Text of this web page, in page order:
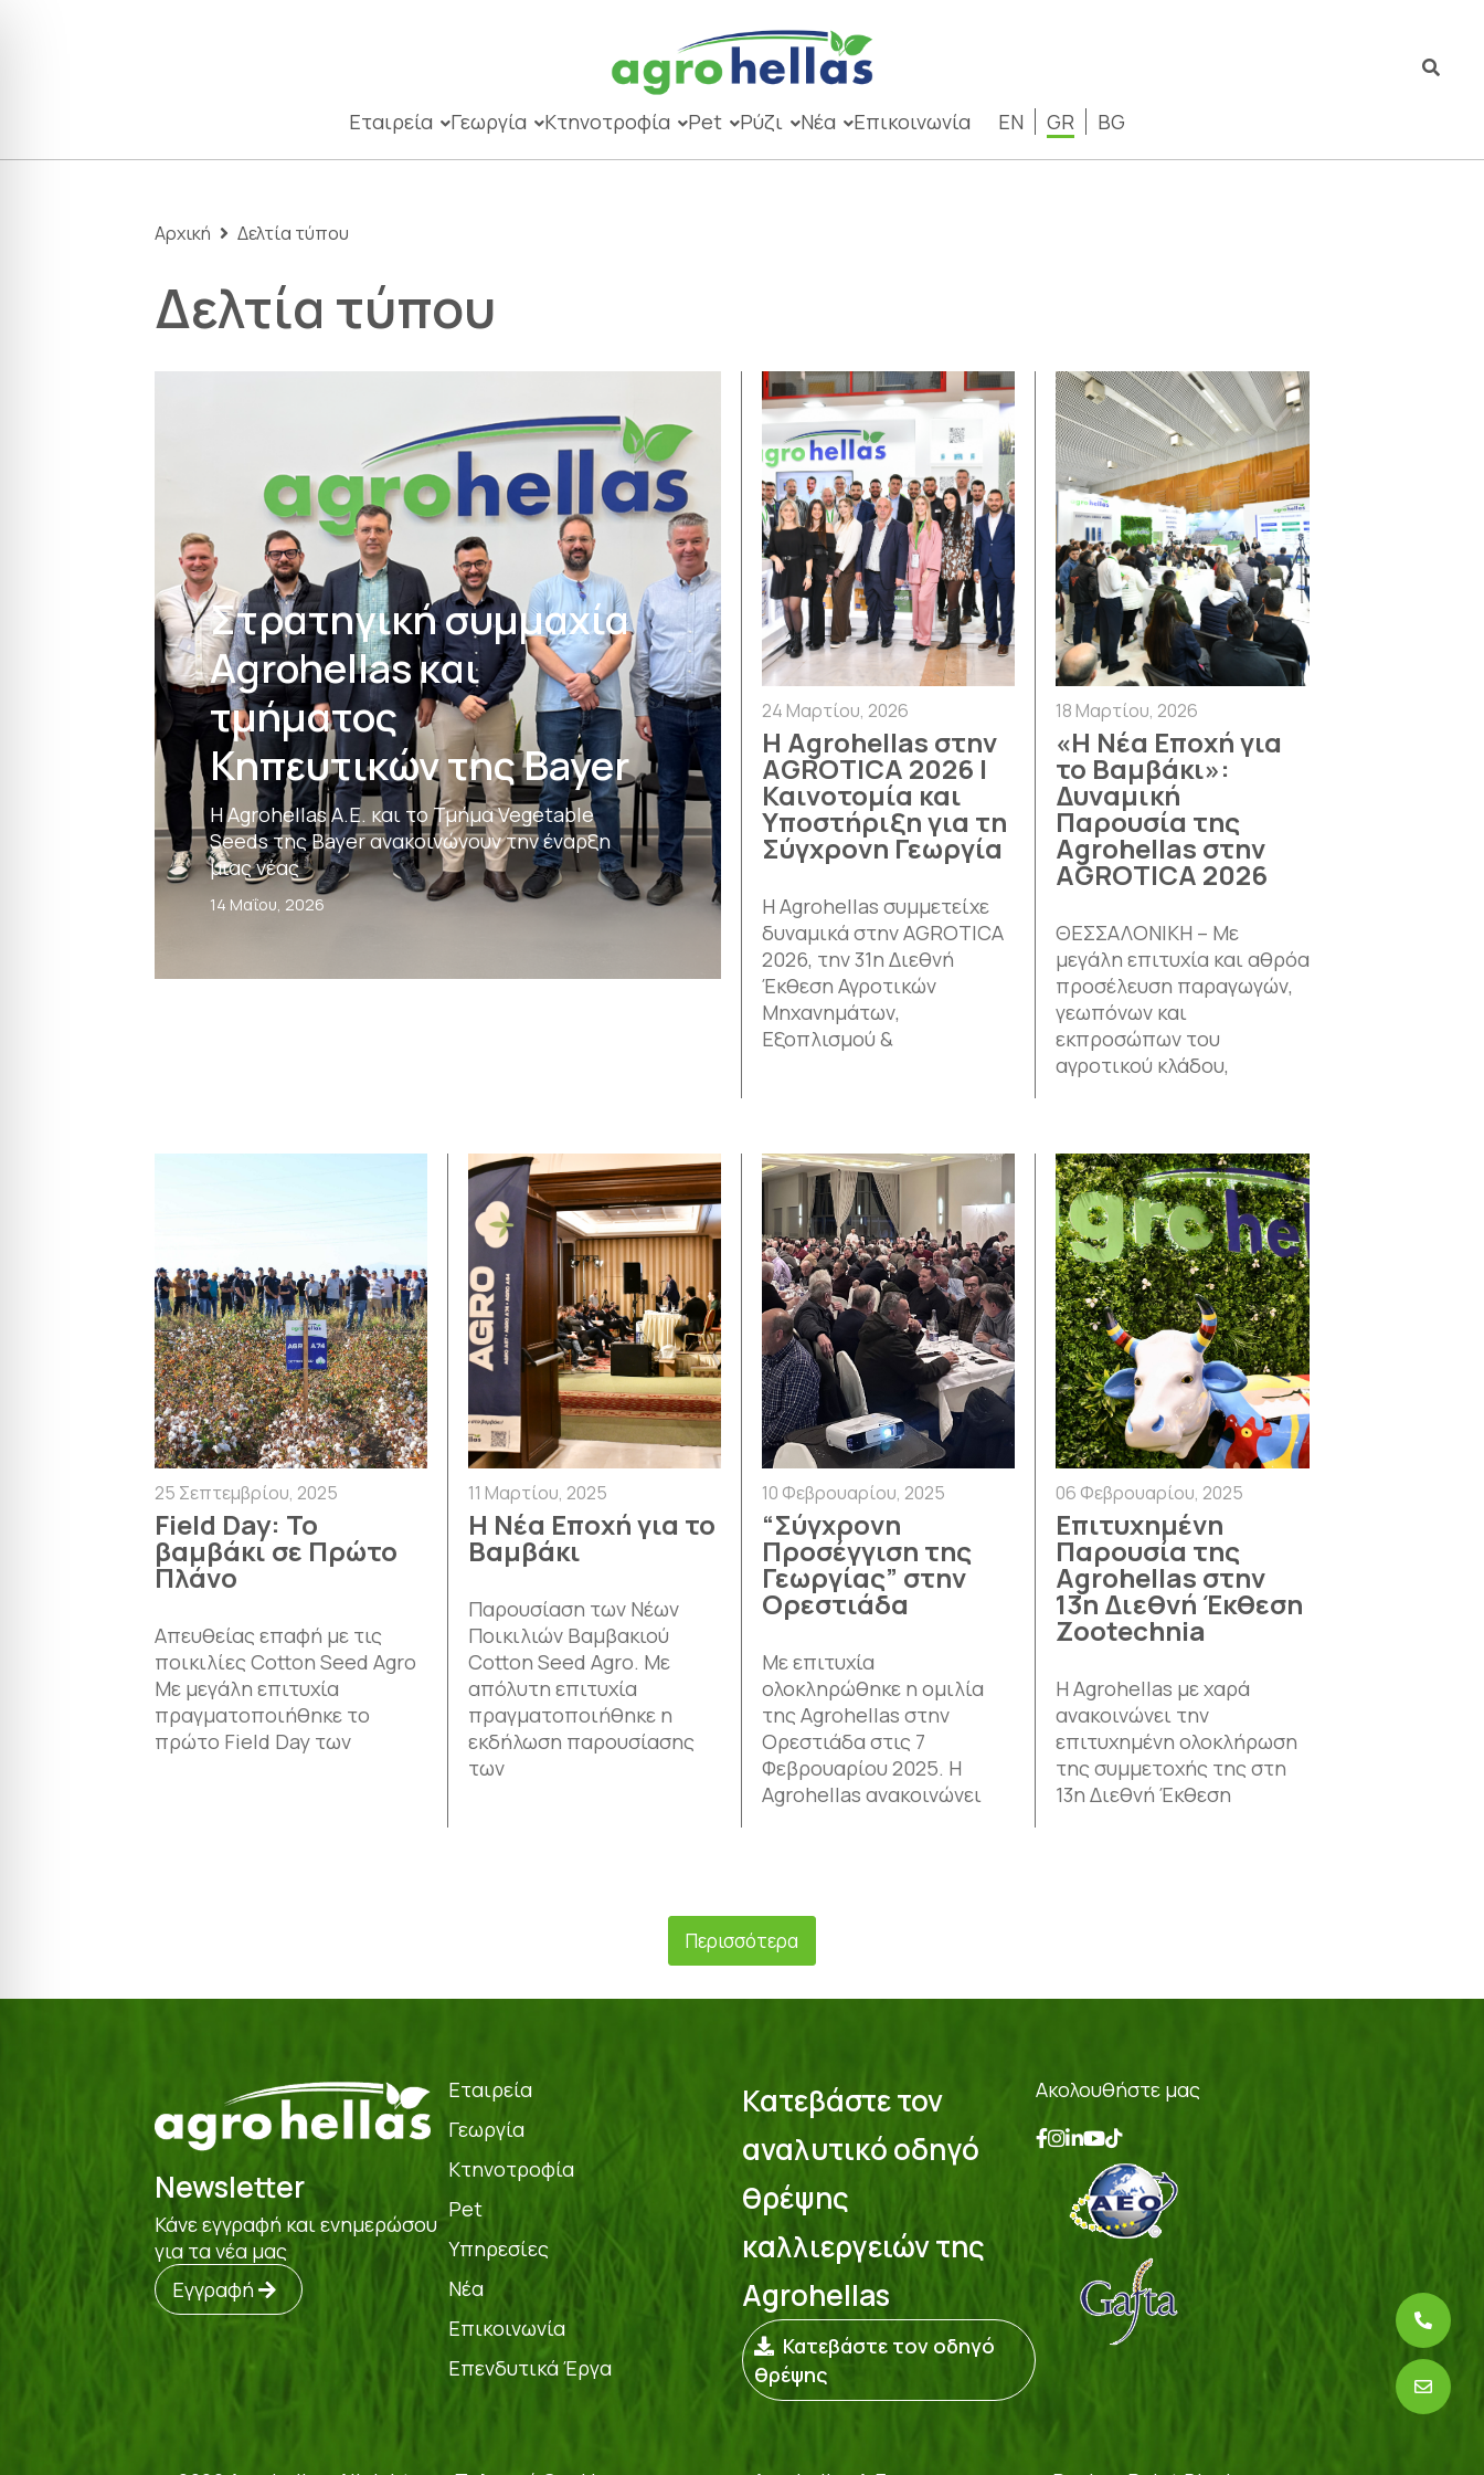
Εταιρεία Γεωργία Κτηνοτροφία Pet Ρύζι Νέα Επικοινωνία EN GR BG
Αρχική Δελτία τύπου
Δελτία τύπου
Στρατηγική συμμαχία
Agrohellas και
τμήματος
Κηπευτικών της Bayer
Η Agrohellas Α.Ε. και το Τμήμα Vegetable
Seeds της Bayer ανακοινώνουν την έναρξη
μιας νέας
14 Μαΐου, 2026
24 Μαρτίου, 2026
Η Agrohellas στην
AGROTICA 2026 |
Καινοτομία και
Υποστήριξη για τη
Σύγχρονη Γεωργία
Η Agrohellas συμμετείχε
δυναμικά στην AGROTICA
2026, την 31η Διεθνή
Έκθεση Αγροτικών
Μηχανημάτων,
Εξοπλισμού &
18 Μαρτίου, 2026
«Η Νέα Εποχή για
το Βαμβάκι»:
Δυναμική
Παρουσία της
Agrohellas στην
AGROTICA 2026
ΘΕΣΣΑΛΟΝΙΚΗ – Με
μεγάλη επιτυχία και αθρόα
προσέλευση παραγωγών,
γεωπόνων και
εκπροσώπων του
αγροτικού κλάδου,
25 Σεπτεμβρίου, 2025
Field Day: Το
βαμβάκι σε Πρώτο
Πλάνο
Απευθείας επαφή με τις
ποικιλίες Cotton Seed Agro
Με μεγάλη επιτυχία
πραγματοποιήθηκε το
πρώτο Field Day των
11 Μαρτίου, 2025
Η Νέα Εποχή για το
Βαμβάκι
Παρουσίαση των Νέων
Ποικιλιών Βαμβακιού
Cotton Seed Agro. Με
απόλυτη επιτυχία
πραγματοποιήθηκε η
εκδήλωση παρουσίασης
των
10 Φεβρουαρίου, 2025
“Σύγχρονη
Προσέγγιση της
Γεωργίας” στην
Ορεστιάδα
Με επιτυχία
ολοκληρώθηκε η ομιλία
της Agrohellas στην
Ορεστιάδα στις 7
Φεβρουαρίου 2025. Η
Agrohellas ανακοινώνει
06 Φεβρουαρίου, 2025
Επιτυχημένη
Παρουσία της
Agrohellas στην
13η Διεθνή Έκθεση
Zootechnia
Η Agrohellas με χαρά
ανακοινώνει την
επιτυχημένη ολοκλήρωση
της συμμετοχής της στη
13η Διεθνή Έκθεση
Περισσότερα
Newsletter
Κάνε εγγραφή και ενημερώσου
για τα νέα μας
Εγγραφή
Εταιρεία
Γεωργία
Κτηνοτροφία
Pet
Υπηρεσίες
Νέα
Επικοινωνία
Επενδυτικά Έργα
Κατεβάστε τον
αναλυτικό οδηγό
θρέψης
καλλιεργειών της
Agrohellas
Κατεβάστε τον οδηγό
θρέψης
Ακολουθήστε μας